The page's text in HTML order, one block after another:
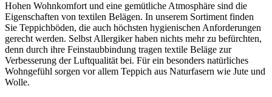
Hohen Wohnkomfort und eine gemütliche Atmosphäre sind die
Eigenschaften von textilen Belägen. In unserem Sortiment finden
Sie Teppichböden, die auch höchsten hygienischen Anforderungen
gerecht werden. Selbst Allergiker haben nichts mehr zu befürchten,
denn durch ihre Feinstaubbindung tragen textile Beläge zur
Verbesserung der Luftqualität bei. Für ein besonders natürliches
Wohngefühl sorgen vor allem Teppich aus Naturfasern wie Jute und
Wolle.